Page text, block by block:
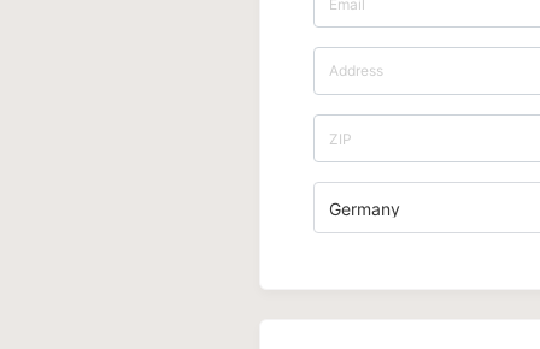
Germany